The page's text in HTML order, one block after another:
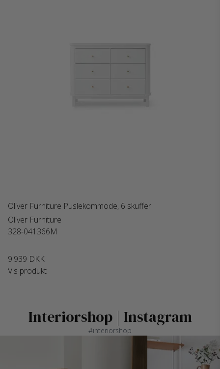
Oliver Furniture Puslekommode, 6 skuffer
Oliver Furniture
328-041366M
9.939 DKK
Vis produkt
Interiorshop | Instagram
#interiorshop